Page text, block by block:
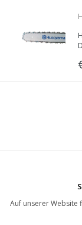
Auf unserer Website